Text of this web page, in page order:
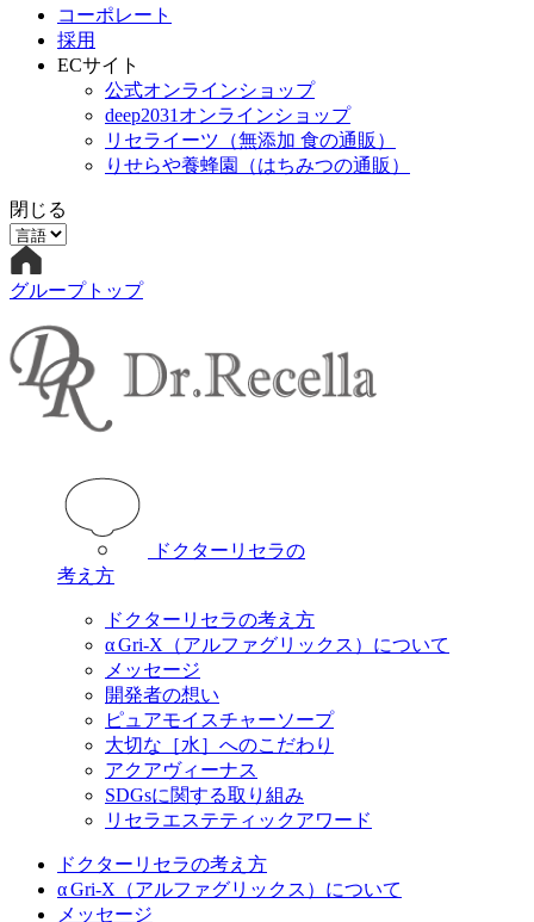
コーポレート
採用
ECサイト
公式オンラインショップ
deep2031オンラインショップ
リセライーツ （無添加 食の通販）
りせらや養蜂園
（はちみつの通販）
閉じる
グループトップ
ドクターリセラの
考え方
ドクターリセラの考え方
α Gri-X（アルファグリックス）について
メッセージ
開発者の想い
ピュアモイスチャーソープ
大切な［水］へのこだわり
アクアヴィーナス
SDGsに関する取り組み
リセラエステティックアワード
ドクターリセラの考え方
α Gri-X（アルファグリックス）について
メッセージ